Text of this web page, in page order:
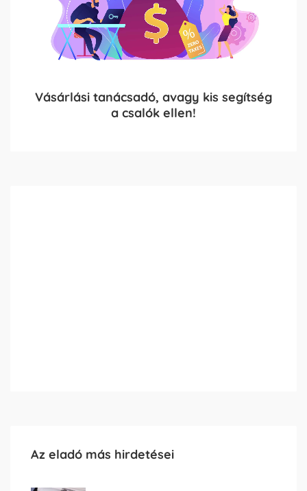
Vásárlási tanácsadó, avagy kis segítség
a csalók ellen!
Az eladó más hirdetései